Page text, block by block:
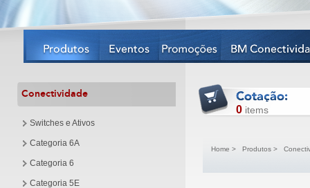
Conectividade
Switches e Ativos
Categoria 6A
Categoria 6
Categoria 5E
0 items
Home > Produtos >